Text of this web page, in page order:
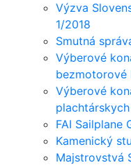
Výzva
1/2018
Smutná
Výberové
bezmotorové
Výberové
FAI Sailplane
Kamenický
Majstrovstvá